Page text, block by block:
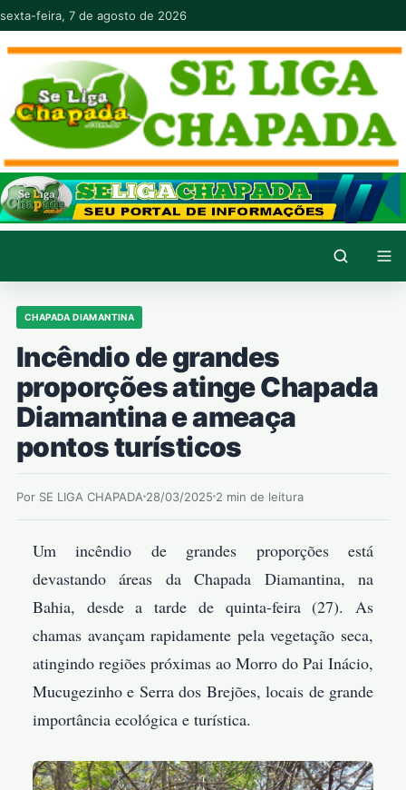
Pular para o conteúdo
sexta-feira, 7 de agosto de 2026
CHAPADA DIAMANTINA
Incêndio de grandes
proporções atinge Chapada
Diamantina e ameaça
pontos turísticos
Por SE LIGA CHAPADA 28/03/2025 2 min de leitura
Um incêndio de grandes proporções está
devastando áreas da Chapada Diamantina, na
Bahia, desde a tarde de quinta-feira (27). As
chamas avançam rapidamente pela vegetação seca,
atingindo regiões próximas ao Morro do Pai Inácio,
Mucugezinho e Serra dos Brejões, locais de grande
importância ecológica e turística.